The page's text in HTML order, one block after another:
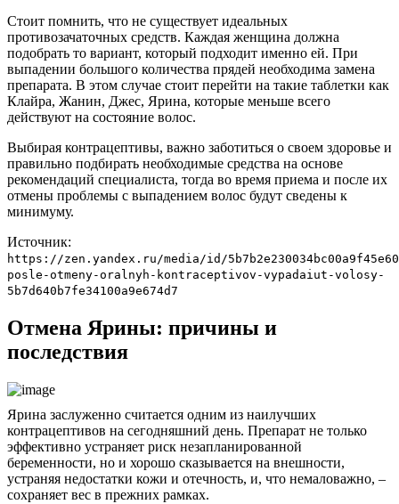
Стоит помнить, что не существует идеальных
противозачаточных средств. Каждая женщина должна
подобрать то вариант, который подходит именно ей. При
выпадении большого количества прядей необходима замена
препарата. В этом случае стоит перейти на такие таблетки как
Клайра, Жанин, Джес, Ярина, которые меньше всего
действуют на состояние волос.
Выбирая контрацептивы, важно заботиться о своем здоровье и
правильно подбирать необходимые средства на основе
рекомендаций специалиста, тогда во время приема и после их
отмены проблемы с выпадением волос будут сведены к
минимуму.
Источник:
https://zen.yandex.ru/media/id/
posle-otmeny-oralnyh-kontraceptivov-vypadaiut-volosy-
5b7d640b7fe34100a9e674d7
Отмена Ярины: причины и
последствия
Ярина заслуженно считается одним из наилучших
контрацептивов на сегодняшний день. Препарат не только
эффективно устраняет риск незапланированной
беременности, но и хорошо сказывается на внешности,
устраняя недостатки кожи и отечность, и, что немаловажно, –
сохраняет вес в прежних рамках.